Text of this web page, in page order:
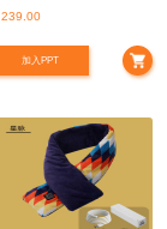
239.00
加入PPT